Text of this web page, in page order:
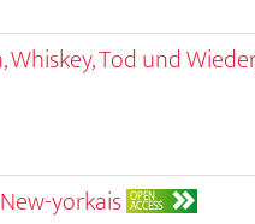
Whiskey, Tod und
yorkais OPEN
ACCESS